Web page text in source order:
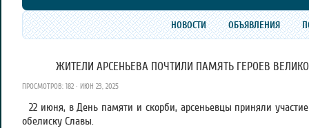
НОВОСТИ ОБЪЯВЛЕНИЯ
ЖИТЕЛИ АРСЕНЬЕВА ПОЧТИЛИ ПАМЯТЬ ГЕРОЕВ
ПРОСМОТРОВ: 182 · ИЮН 23, 2025
22 июня, в День памяти и скорби, арсеньевцы приняли
обелиску Славы.